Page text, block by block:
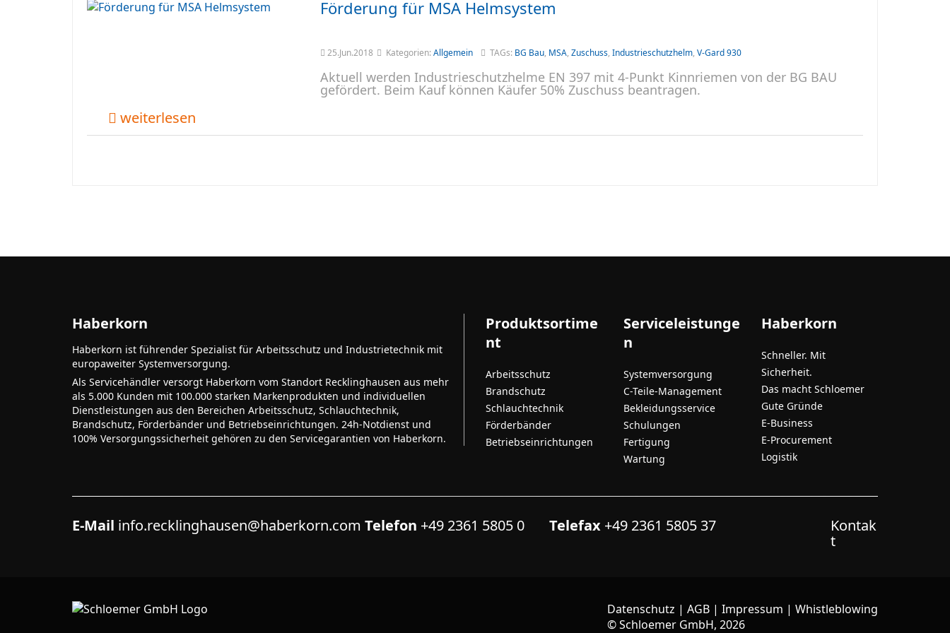
Förderung für MSA Helmsystem
25.Jun.2018 Kategorien:Allgemein TAGs: BG Bau, MSA, Zuschuss, Industrieschutzhelm, V-Gard 930
Aktuell werden Industrieschutzhelme EN 397 mit 4-Punkt Kinnriemen von der BG BAU
gefördert. Beim Kauf können Käufer 50% Zuschuss beantragen.
weiterlesen
Haberkorn
Haberkorn ist führender Spezialist für Arbeitsschutz und Industrietechnik mit
europaweiter Systemversorgung.
Als Servicehändler versorgt Haberkorn vom Standort Recklinghausen aus mehr
als 5.000 Kunden mit 100.000 starken Markenprodukten und individuellen
Dienstleistungen aus den Bereichen Arbeitsschutz, Schlauchtechnik,
Brandschutz, Förderbänder und Betriebseinrichtungen. 24h-Notdienst und
100% Versorgungssicherheit gehören zu den Servicegarantien von Haberkorn.
Produktsortime
nt
Arbeitsschutz
Brandschutz
Schlauchtechnik
Förderbänder
Betriebseinrichtungen
Serviceleistunge
n
Systemversorgung
C-Teile-Management
Bekleidungsservice
Schulungen
Fertigung
Wartung
Haberkorn
Schneller. Mit
Sicherheit.
Das macht Schloemer
Gute Gründe
E-Business
E-Procurement
Logistik
E-Mail info.recklinghausen@haberkorn.com Telefon +49 2361 5805 0 Telefax +49 2361 5805 37
Kontak
t
Datenschutz | AGB | Impressum | Whistleblowing
©Schloemer GmbH, 2026